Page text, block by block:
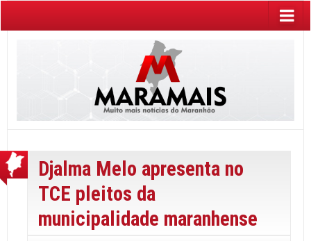
Djalma Melo apresenta no
TCE pleitos da
municipalidade maranhense